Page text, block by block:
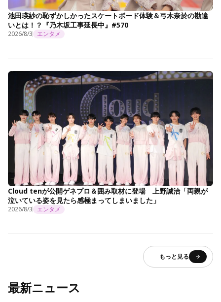
池田瑛紗の恥ずかしかったスケートボード体験＆弓木奈於の勘違
いとは！？『乃木坂工事延長中』#570
2026/8/3 エンタメ
Cloud tenが公開ゲネプロ＆囲み取材に登場 上野誠治「両親が
泣いている姿を見たら感極まってしまいました」
2026/8/3 エンタメ
もっと見る
最新ニュース